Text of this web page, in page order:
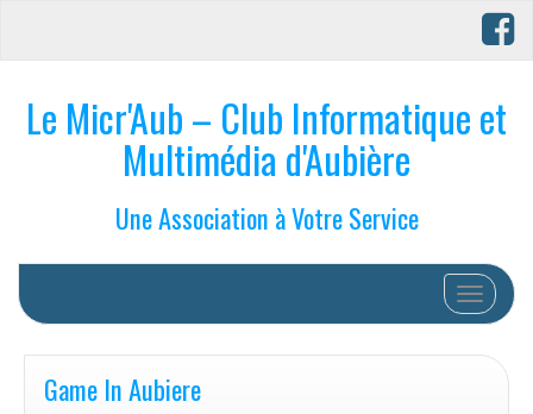
Le Micr'Aub – Club Informatique et
Multimédia d'Aubière
Une Association à Votre Service
Afficher/
Game In Aubiere